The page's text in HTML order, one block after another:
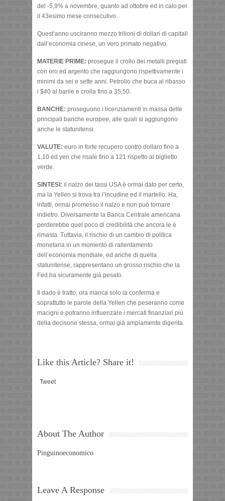
del -5,9% a novembre, quanto ad ottobre ed in calo per
il 43esimo mese consecutivo.
Quest’anno usciranno mezzo trilioni di dollari di capitali
dall’economia cinese, un vero primato negativo.
MATERIE PRIME: prosegue il crollo dei metalli pregiati
con oro ed argento che raggiungono rispettivamente i
minimi da sei e sette anni. Petrolio che buca al ribasso
i $40 al barile e crolla fino a 35,50.
BANCHE: proseguono i licenziamenti in massa delle
principali banche europee, alle quali si aggiungono
anche le statunitensi.
VALUTE: euro in forte recupero contro dollaro fino a
1,10 ed yen che risale fino a 121 rispetto al biglietto
verde.
SINTESI: il rialzo dei tassi USA è ormai dato per certo,
ma la Yellen si trova tra l’incudine ed il martello. Ha,
infatti, ormai promesso il rialzo e non può tornare
indietro. Diversamente la Banca Centrale americana
perderebbe quel poco di credibilità che ancora le è
rimasta. Tuttavia, il rischio di un cambio di politica
monetaria in un momento di rallentamento
dell’economia mondiale, ed anche di quella
statunitense, rappresentano un grosso rischio che la
Fed ha sicuramente già pesato.
Il dado è tratto; ora manca solo la conferma e
soprattutto le parole della Yellen che peseranno come
macigni e potranno influenzare i mercati finanziari più
della decisone stessa, ormai già ampiamente digerita.
Like this Article? Share it!
Tweet
About The Author
Pinguinoeconomico
Leave A Response